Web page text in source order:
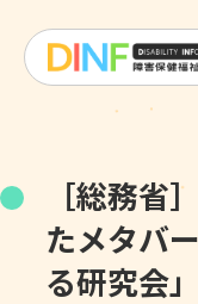
［総務省
たメタバ
る研究会